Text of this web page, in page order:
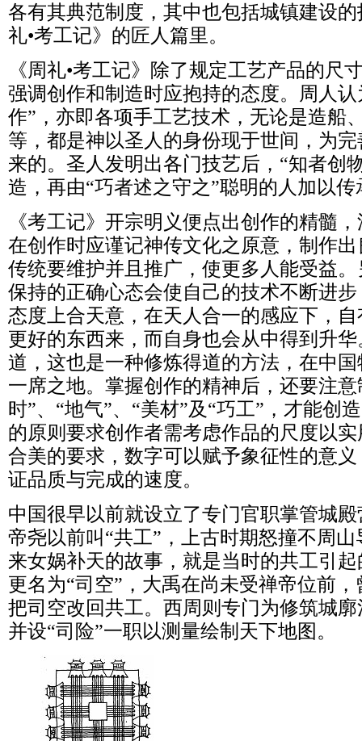
各有其典范制度，其中也包括城镇建设
礼•考工记》的匠人篇里。
《周礼•考工记》除了规定工艺产品的尺
强调创作和制造时应抱持的态度。周人
作”，亦即各项手工艺技术，无论是造船
等，都是神以圣人的身份现于世间，为
来的。圣人发明出各门技艺后，“知者创
造，再由“巧者述之守之”聪明的人加以传
《考工记》开宗明义便点出创作的精髓
在创作时应谨记神传文化之原意，制作
传统要维护并且推广，使更多人能受益
保持的正确心态会使自己的技术不断进
态度上合天意，在天人合一的感应下，
更好的东西来，而自身也会从中得到升
道，这也是一种修炼得道的方法，在中
一席之地。掌握创作的精神后，还要注
时”、“地气”、“美材”及“巧工”，才能创
的原则要求创作者需考虑作品的尺度以
合美的要求，数字可以赋予象征性的意
证品质与完成的速度。
中国很早以前就设立了专门官职掌管城
帝尧以前叫“共工”，上古时期怒撞不周
来女娲补天的故事，就是当时的共工引
更名为“司空”，大禹在尚未受禅帝位前
把司空改回共工。西周则专门为修筑城
并设“司险”一职以测量绘制天下地图。